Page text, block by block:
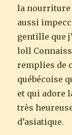
la nourriture
aussi
gentille que
loll
remplies de
québécoise
et qui adore
très
d’asiatique.